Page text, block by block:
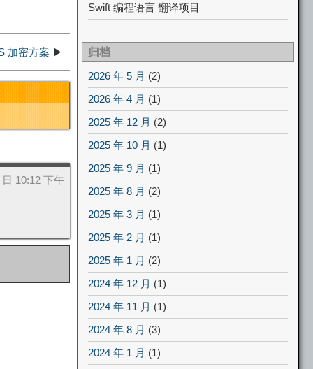
加密方案 ▶
10:12 下午
Swift 编程语言 翻译项目
归档
2026 年 5 月 (2)
2026 年 4 月 (1)
2025 年 12 月 (2)
2025 年 10 月 (1)
2025 年 9 月 (1)
2025 年 8 月 (2)
2025 年 3 月 (1)
2025 年 2 月 (1)
2025 年 1 月 (2)
2024 年 12 月 (1)
2024 年 11 月 (1)
2024 年 8 月 (3)
2024 年 1 月 (1)